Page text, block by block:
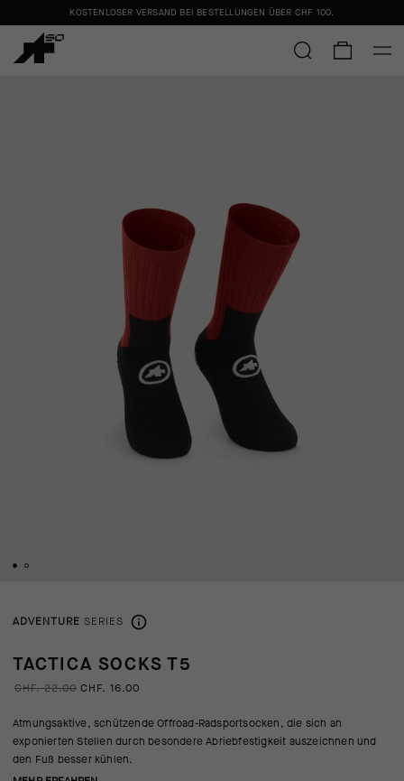
KOSTENLOSER VERSAND BEI BESTELLUNGEN ÜBER CHF 100.
ADVENTURE SERIES
TACTICA SOCKS T5
CHF. 22.00 CHF. 16.00
Atmungsaktive, schützende Offroad-Radsportsocken, die sich an
exponierten Stellen durch besondere Abriebfestigkeit auszeichnen und
den Fuß besser kühlen.